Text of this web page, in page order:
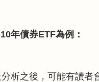
年債券ETF為例：
析之後，可能有讀者